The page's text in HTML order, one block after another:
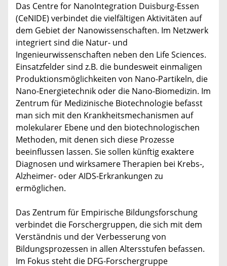
Das Centre for NanoIntegration Duisburg-Essen
(CeNIDE) verbindet die vielfältigen Aktivitäten auf
dem Gebiet der Nanowissenschaften. Im Netzwerk
integriert sind die Natur- und
Ingenieurwissenschaften neben den Life Sciences.
Einsatzfelder sind z.B. die bundesweit einmaligen
Produktionsmöglichkeiten von Nano-Partikeln, die
Nano-Energietechnik oder die Nano-Biomedizin. Im
Zentrum für Medizinische Biotechnologie befasst
man sich mit den Krankheitsmechanismen auf
molekularer Ebene und den biotechnologischen
Methoden, mit denen sich diese Prozesse
beeinflussen lassen. Sie sollen künftig exaktere
Diagnosen und wirksamere Therapien bei Krebs-,
Alzheimer- oder AIDS-Erkrankungen zu
ermöglichen.
Das Zentrum für Empirische Bildungsforschung
verbindet die Forschergruppen, die sich mit dem
Verständnis und der Verbesserung von
Bildungsprozessen in allen Altersstufen befassen.
Im Fokus steht die DFG-Forschergruppe